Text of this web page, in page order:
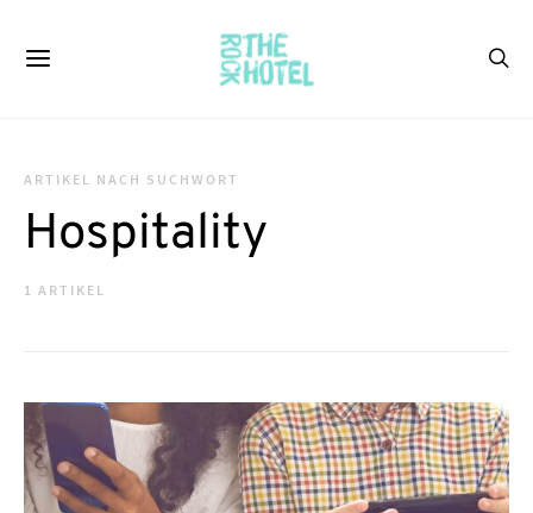
ARTIKEL NACH SUCHWORT
Hospitality
1 ARTIKEL